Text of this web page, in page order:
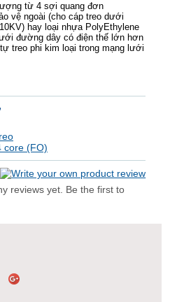
từ 4 sợi quang đơn
vệ ngoài (cho cáp treo dưới
hay loại nhựa PolyEthylene
đường dây có điện thế lớn hơn
treo phi kim loại trong mạng lưới
core (FO)
reviews yet. Be the first to